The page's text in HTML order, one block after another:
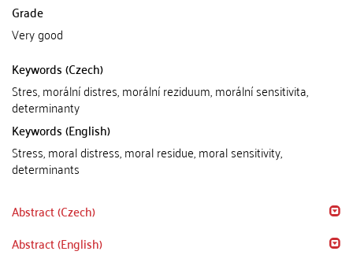
Grade
Very good
Keywords (Czech)
Stres, morální distres, morální reziduum, morální sensitivita,
determinanty
Keywords (English)
Stress, moral distress, moral residue, moral sensitivity,
determinants
Abstract (Czech)
Abstract (English)